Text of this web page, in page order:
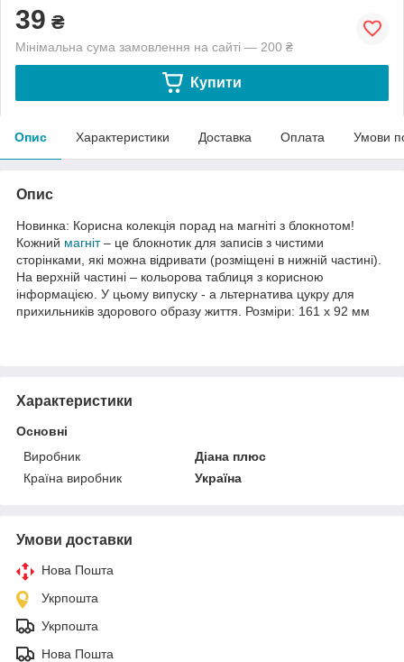
39 ₴
Мінімальна сума замовлення на сайті — 200 ₴
Купити
Опис Характеристики Доставка Оплата Умови
Опис
Новинка: Корисна колекція порад на магніті з блокнотом!
Кожний магніт– це блокнотик для записів з чистими
сторінками, які можна відривати (розміщені в нижній частині).
На верхній частині – кольорова таблиця з корисною
інформацією. У цьому випуску - а льтернатива цукру для
прихильників здорового образу життя. Розміри: 161 х 92 мм
Характеристики
Основні
Виробник
Діана плюс
Країна виробник
Україна
Умови доставки
Нова Пошта
Укрпошта
Укрпошта
Нова Пошта